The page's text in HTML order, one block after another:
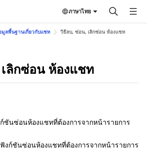
ภาษาไทย
มูลพื้นฐานเกี่ยวกับแชท วิธีลบ, ซ่อน, เลิกซ่อน ห้องแชท
ลิกซ่อน ห้องแชท
ชันซ่อนห้องแชทที่ต้องการจากหน้ารายการ
งก์ชันซ่อนห้องแชทที่ต้องการจากหน้ารายการ